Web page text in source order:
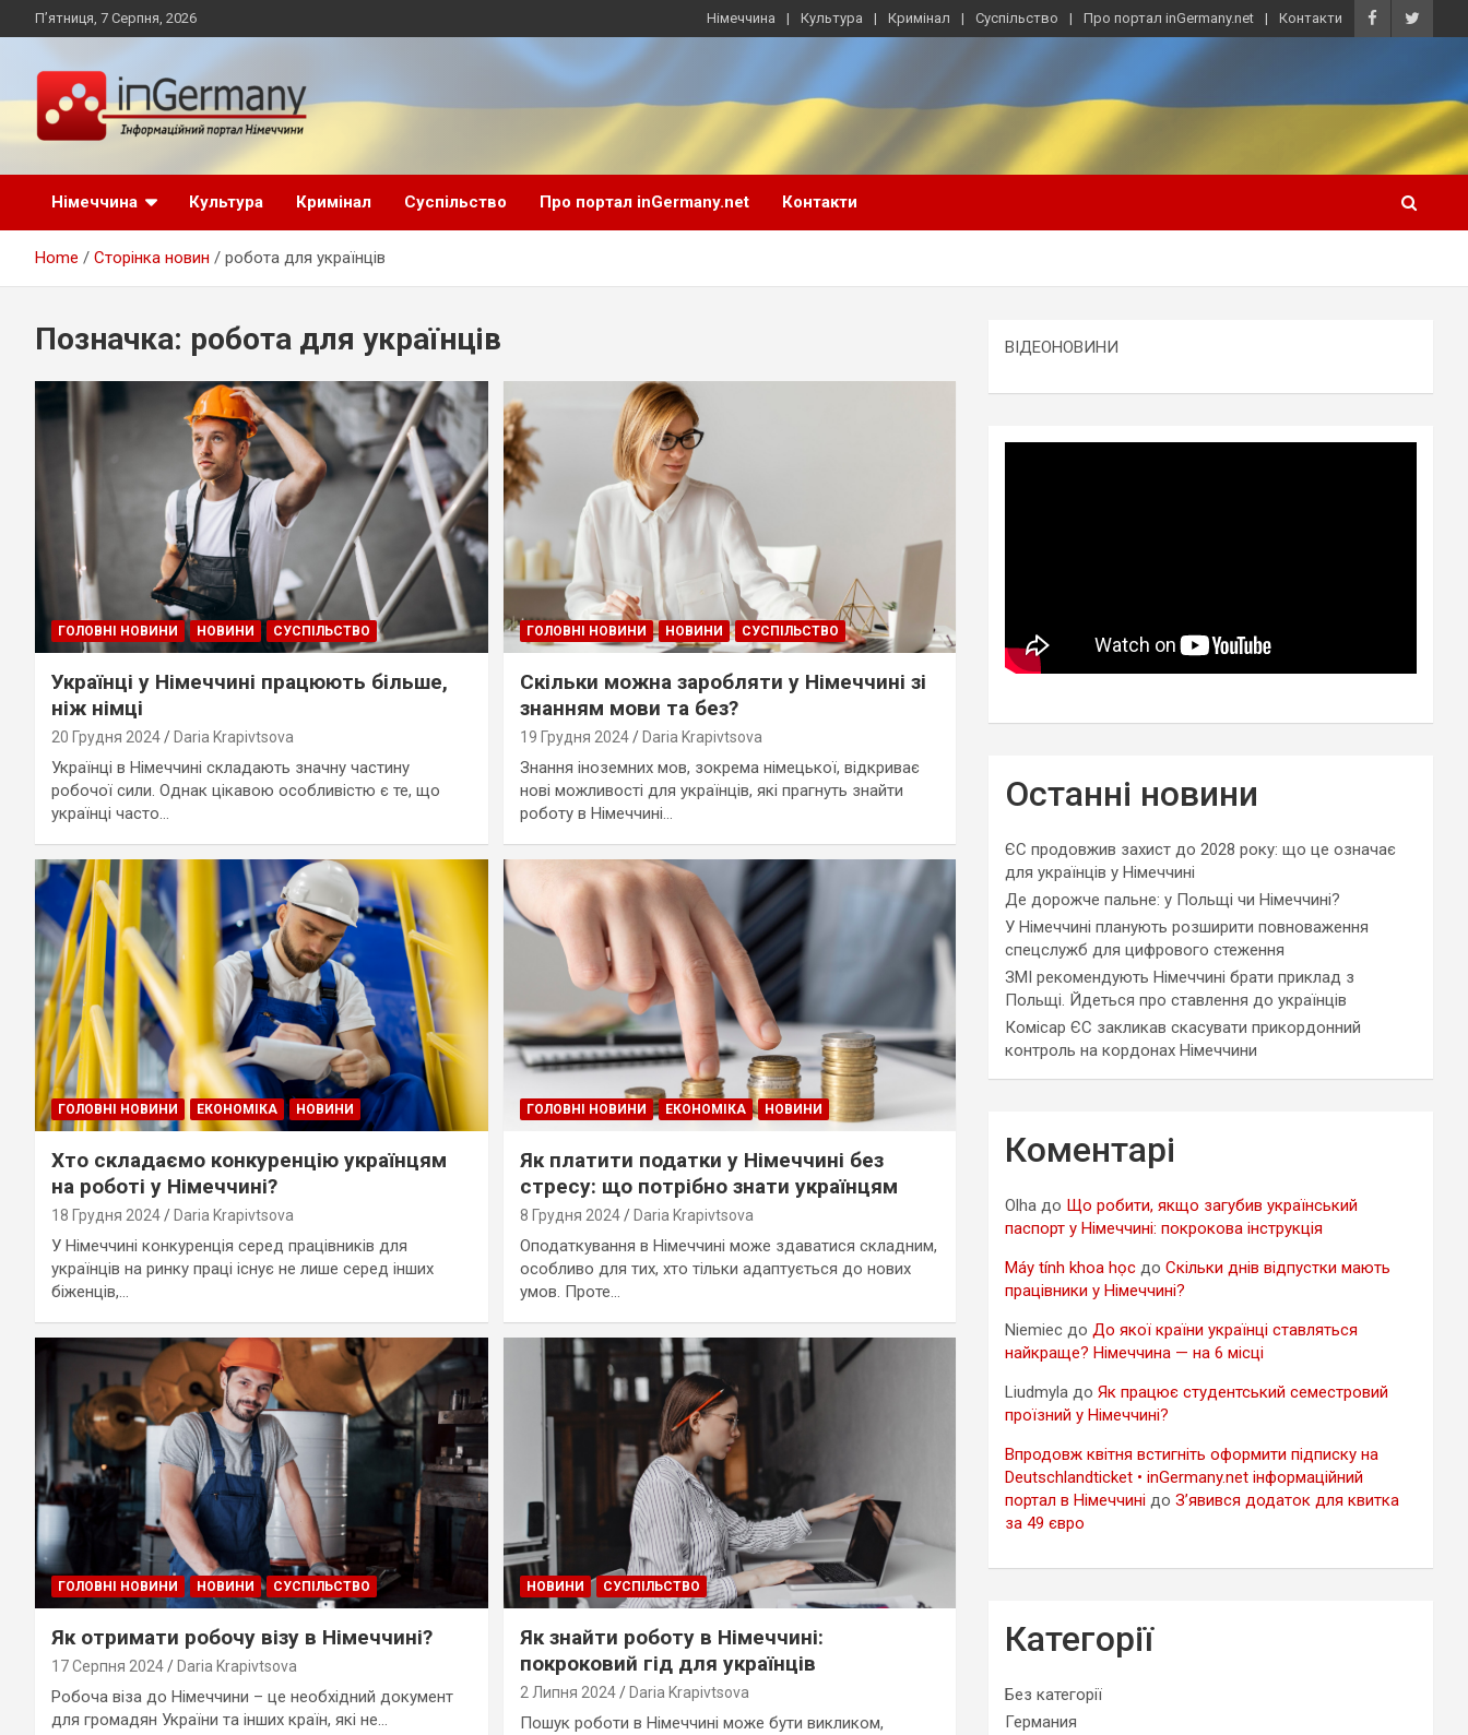
to
П’ятниця, 7 Серпня, 2026 Німеччина Культура Кримінал Суспільство Про портал inGermany.net Контакти
inGermany.net
інформаційний
портал в Німеччині
Німеччини, українці в Німеччині
Німеччина
Культура Кримінал Суспільство Про портал inGermany.net Контакти
Home Сторінка новин робота для українців
Позначка: робота для українців
ГОЛОВНІ НОВИНИ НОВИНИ СУСПІЛЬСТВО
Українці у Німеччині працюють більше,
ніж німці
20 Грудня 2024 Daria Krapivtsova
Українці в Німеччині складають значну частину
робочої сили. Однак цікавою особливістю є те, що
українці часто…
ГОЛОВНІ НОВИНИ НОВИНИ СУСПІЛЬСТВО
Скільки можна заробляти у Німеччині зі
знанням мови та без?
19 Грудня 2024 Daria Krapivtsova
Знання іноземних мов, зокрема німецької, відкриває
нові можливості для українців, які прагнуть знайти
роботу в Німеччині…
ГОЛОВНІ НОВИНИ ЕКОНОМІКА НОВИНИ
Хто складаємо конкуренцію українцям
на роботі у Німеччині?
18 Грудня 2024 Daria Krapivtsova
У Німеччині конкуренція серед працівників для
українців на ринку праці існує не лише серед інших
біженців,…
ГОЛОВНІ НОВИНИ ЕКОНОМІКА НОВИНИ
Як платити податки у Німеччині без
стресу: що потрібно знати українцям
8 Грудня 2024 Daria Krapivtsova
Оподаткування в Німеччині може здаватися складним,
особливо для тих, хто тільки адаптується до нових
умов. Проте…
ГОЛОВНІ НОВИНИ НОВИНИ СУСПІЛЬСТВО
Як отримати робочу візу в Німеччині?
17 Серпня 2024 Daria Krapivtsova
Робоча віза до Німеччини – це необхідний документ
для громадян України та інших країн, які не…
НОВИНИ СУСПІЛЬСТВО
Як знайти роботу в Німеччині:
покроковий гід для українців
2 Липня 2024 Daria Krapivtsova
Пошук роботи в Німеччині може бути викликом,
ВІДЕОНОВИНИ
Останні новини
ЄС продовжив захист до 2028 року: що це означає
для українців у Німеччині
Де дорожче пальне: у Польщі чи Німеччині?
У Німеччині планують розширити повноваження
спецслужб для цифрового стеження
ЗМІ рекомендують Німеччині брати приклад з
Польщі. Йдеться про ставлення до українців
Комісар ЄС закликав скасувати прикордонний
контроль на кордонах Німеччини
Коментарі
Olha до Що робити, якщо загубив український
паспорт у Німеччині: покрокова інструкція
Máy tính khoa học доСкільки днів відпустки мають
працівники у Німеччині?
Niemiec доДо якої країни українці ставляться
найкраще? Німеччина — на 6 місці
Liudmyla доЯк працює студентський семестровий
проїзний у Німеччині?
Впродовж квітня встигніть оформити підписку на
Deutschlandticket • inGermany.net інформаційний
портал в Німеччині доЗ’явився додаток для квитка
за 49 євро
Категорії
Без категорії
Германия